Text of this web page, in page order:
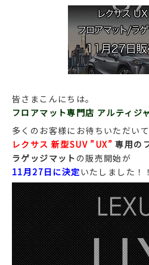
皆さまこんにちは。
フロアマット専門店 アルティジ
多くのお客様にお待ちいただいて
レクサス 新型SUV ”UX” 専用の
ラゲッジマット の販売開始が
11月27日に決定いたしました！！